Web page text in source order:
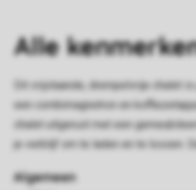
Alle
Dit vrijstaande, drempelvrije chalet
een combimagnetron en
chalet uitgerust met een
je verblijf om te laden en te lossen.
Algemeen